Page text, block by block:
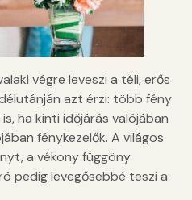
végre leveszi a téli, erős
azt érzi: több fény
ha kinti időjárás valójában
fénykezelők. A világos
a vékony függöny
pedig levegősebbé teszi a